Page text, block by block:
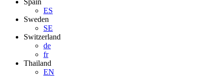
Spain
ES
Sweden
SE
Switzerland
de
fr
Thailand
EN